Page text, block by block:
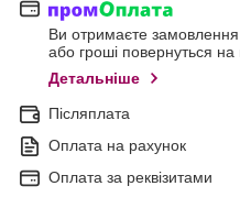
Ви отримаєте замовлення
або гроші повернуться на
Детальніше
Післяплата
Оплата на рахунок
Оплата за реквізитами